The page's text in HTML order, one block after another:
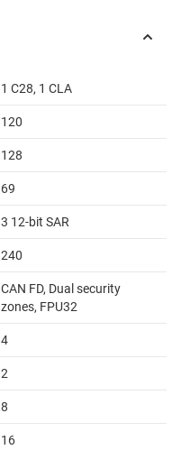
1 C28, 1 CLA
120
128
69
3 12-bit SAR
240
CAN FD, Dual security
zones, FPU32
4
2
8
16